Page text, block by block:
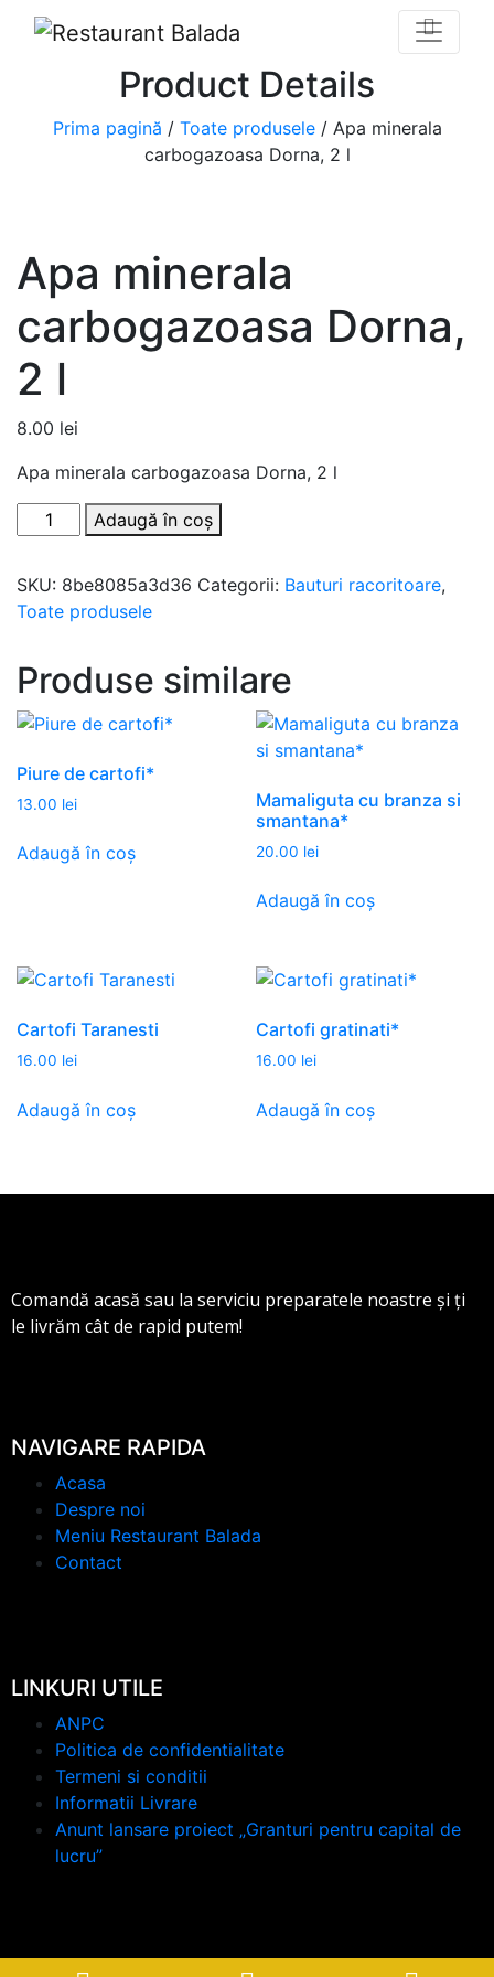
Product Details
Prima pagină / Toate produsele/ Apa minerala
carbogazoasa Dorna, 2 l
Apa minerala
carbogazoasa Dorna,
2 l
8.00 lei
Apa minerala carbogazoasa Dorna, 2 l
Adaugă în coș
SKU: 8be8085a3d36 Categorii: Bauturi racoritoare,
Toate produsele
Produse similare
Piure de cartofi*
13.00 lei
Adaugă în coș
Mamaliguta cu branza si
smantana*
20.00 lei
Adaugă în coș
Cartofi Taranesti
16.00 lei
Adaugă în coș
Cartofi gratinati*
16.00 lei
Adaugă în coș
Comandă acasă sau la serviciu preparatele noastre și ți
le livrăm cât de rapid putem!
NAVIGARE RAPIDA
Acasa
Despre noi
Meniu Restaurant Balada
Contact
LINKURI UTILE
ANPC
Politica de confidentialitate
Termeni si conditii
Informatii Livrare
Anunt lansare proiect „Granturi pentru capital de
lucru”